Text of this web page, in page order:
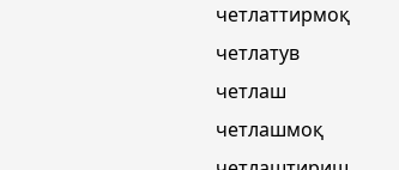
четлаттирмоқ
четлатув
четлаш
четлашмоқ